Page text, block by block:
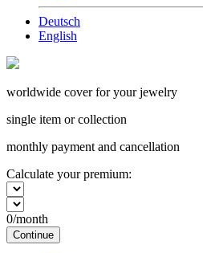
Deutsch
English
worldwide cover for your jewelry
single item or collection
monthly payment and cancellation
Calculate your premium:
0/month
Continue